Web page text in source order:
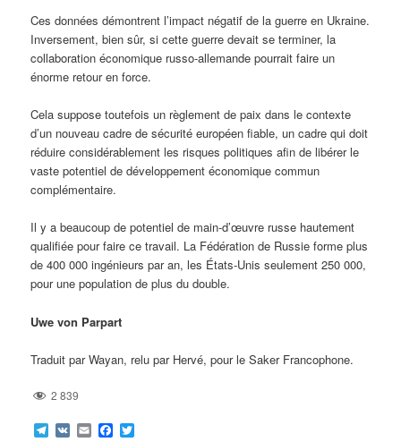
Ces données démontrent l’impact négatif de la guerre en Ukraine.
Inversement, bien sûr, si cette guerre devait se terminer, la
collaboration économique russo-allemande pourrait faire un
énorme retour en force.
Cela suppose toutefois un règlement de paix dans le contexte
d’un nouveau cadre de sécurité européen fiable, un cadre qui doit
réduire considérablement les risques politiques afin de libérer le
vaste potentiel de développement économique commun
complémentaire.
Il y a beaucoup de potentiel de main-d’œuvre russe hautement
qualifiée pour faire ce travail. La Fédération de Russie forme plus
de 400 000 ingénieurs par an, les États-Unis seulement 250 000,
pour une population de plus du double.
Uwe von Parpart
Traduit par Wayan, relu par Hervé, pour le Saker Francophone.
2 839
Telegram
VK EmailFacebook